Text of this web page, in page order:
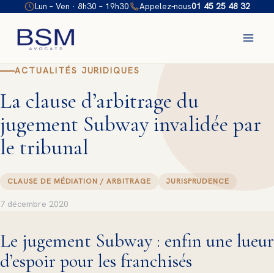
contenu
Lun – Ven · 8h30 – 19h30 Appelez-nous01 45 25 48 32
ACTUALITÉS JURIDIQUES
La clause d’arbitrage du
jugement Subway invalidée par
le tribunal
CLAUSE DE MÉDIATION / ARBITRAGE JURISPRUDENCE
7 décembre 2020
Le jugement Subway : enfin une lueur
d’espoir pour les franchisés